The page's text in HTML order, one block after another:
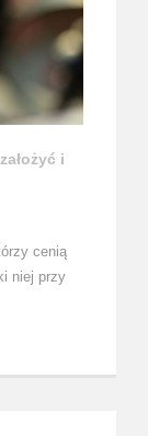
i
cenią
niej przy